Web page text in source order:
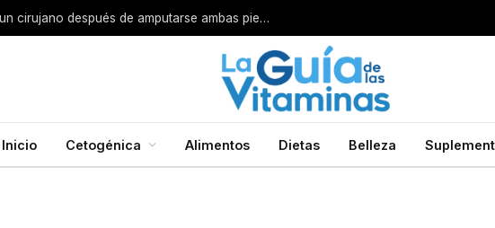
Por esta razón encarcelan a un cirujano después de amputarse ambas piernas
Inicio Cetogénica Alimentos Dietas Belleza